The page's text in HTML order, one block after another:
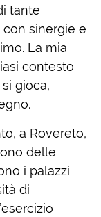
tante
sinergie e
La mia
contesto
gioca,
a Rovereto,
delle
i palazzi
di